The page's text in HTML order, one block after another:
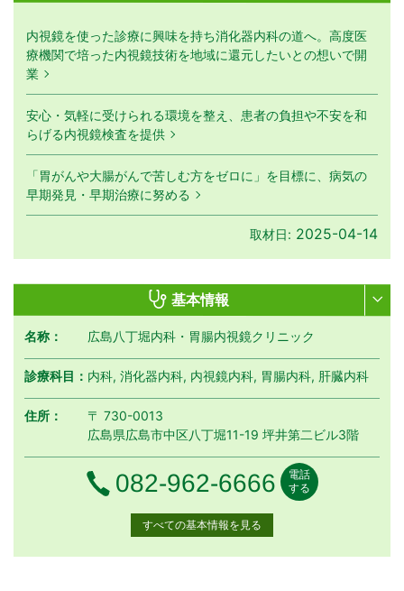
内視鏡を使った診療に興味を持ち消化器内科の道へ。高度医
療機関で培った内視鏡技術を地域に還元したいとの想いで開
業
安心・気軽に受けられる環境を整え、患者の負担や不安を和
らげる内視鏡検査を提供
「胃がんや大腸がんで苦しむ方をゼロに」を目標に、病気の
早期発見・早期治療に努める
取材日: 2025-04-14
基本情報
名称： 広島八丁堀内科・胃腸内視鏡クリニック
診療科目： 内科, 消化器内科, 内視鏡内科, 胃腸内科, 肝臓内科
住所：
〒 730-0013
広島県広島市中区八丁堀11-19 坪井第二ビル3階
電話番号
082-962-6666
電話
する
すべての基本情報を見る